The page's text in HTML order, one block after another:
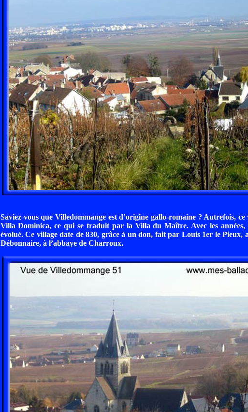
Saviez-vous que Villedommange est d’origine gallo-romaine ? Autrefois,
Villa Dominica, ce qui se traduit par la Villa du Maître. Avec les
évolué. Ce village date de 830, grâce à un don, fait par Louis 1er le Pieux,
Débonnaire, à l’abbaye de Charroux.